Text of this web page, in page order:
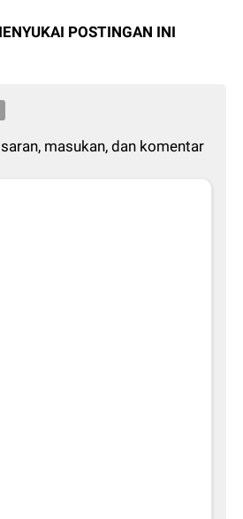
POSTINGAN INI
masukan, dan komentar